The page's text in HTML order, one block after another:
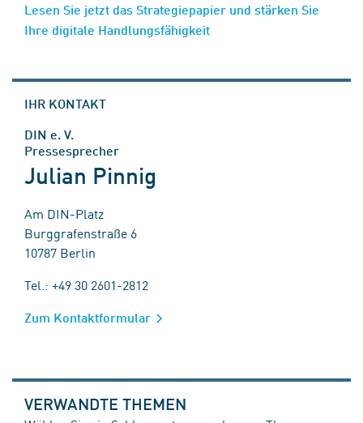
Lesen Sie jetzt das Strategiepapier und stärken Sie
Ihre digitale Handlungsfähigkeit
IHR KONTAKT
DIN e. V.
Pressesprecher
Julian Pinnig
Am DIN-Platz
Burggrafenstraße 6
10787 Berlin
Tel.: +49 30 2601-2812
Zum Kontaktformular
VERWANDTE THEMEN